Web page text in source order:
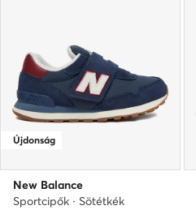
Újdonság
New Balance
Sportcipők · Sötétkék